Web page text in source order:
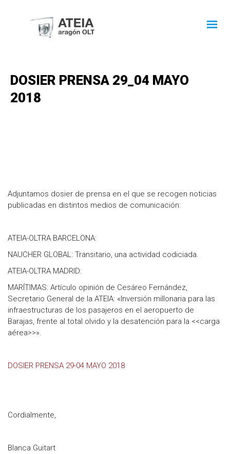
DOSIER PRENSA 29_04 MAYO
2018
Adjuntamos dosier de prensa en el que se recogen noticias
publicadas en distintos medios de comunicación:
ATEIA-OLTRA BARCELONA:
NAUCHER GLOBAL: Transitario, una actividad codiciada.
ATEIA-OLTRA MADRID:
MARÍTIMAS: Artículo opinión de Cesáreo Fernández,
Secretario General de la ATEIA: «Inversión millonaria para las
infraestructuras de los pasajeros en el aeropuerto de
Barajas, frente al total olvido y la desatención para la <<carga
aérea>>».
DOSIER PRENSA 29-04 MAYO 2018
Cordialmente,
Blanca Guitart